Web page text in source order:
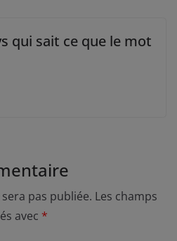
qui sait ce que le mot
pas publiée. Les champs
avec *